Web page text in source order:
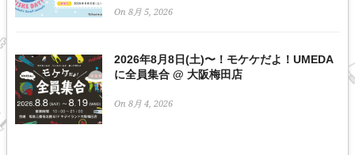
On 8月 5, 2026
2026年8月8日(土)〜！モケケだよ！UMEDA
に全員集合 @ 大阪梅田店
On 8月 4, 2026